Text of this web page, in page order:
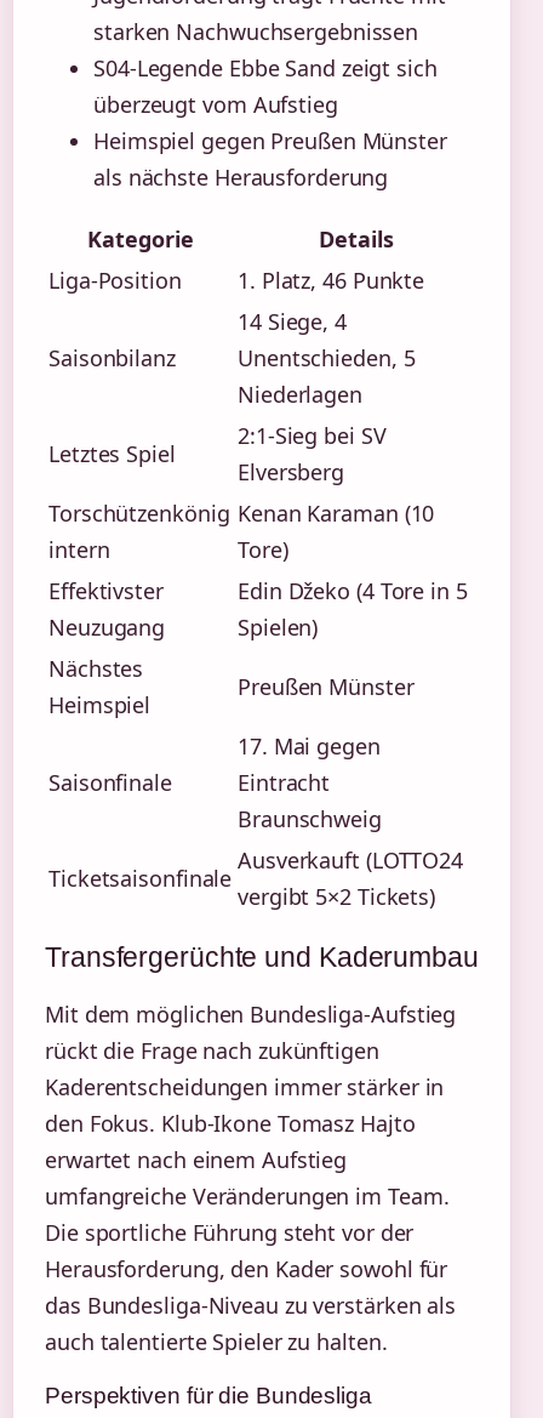
starken Nachwuchsergebnissen
S04-Legende Ebbe Sand zeigt sich
überzeugt vom Aufstieg
Heimspiel gegen Preußen Münster
als nächste Herausforderung
Kategorie
Details
Liga-Position
1. Platz, 46 Punkte
Saisonbilanz
14 Siege, 4
Unentschieden, 5
Niederlagen
Letztes Spiel
2:1-Sieg bei SV
Elversberg
Torschützenkönig
intern
Kenan Karaman (10
Tore)
Effektivster
Neuzugang
Edin Džeko (4 Tore in 5
Spielen)
Nächstes
Heimspiel
Preußen Münster
Saisonfinale
17. Mai gegen
Eintracht
Braunschweig
Ticketsaisonfinale
Ausverkauft (LOTTO24
vergibt 5×2 Tickets)
Transfergerüchte und Kaderumbau
Mit dem möglichen Bundesliga-Aufstieg
rückt die Frage nach zukünftigen
Kaderentscheidungen immer stärker in
den Fokus. Klub-Ikone Tomasz Hajto
erwartet nach einem Aufstieg
umfangreiche Veränderungen im Team.
Die sportliche Führung steht vor der
Herausforderung, den Kader sowohl für
das Bundesliga-Niveau zu verstärken als
auch talentierte Spieler zu halten.
Perspektiven für die Bundesliga